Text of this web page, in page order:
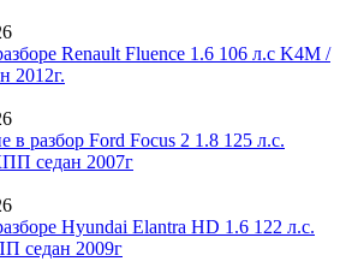
Renault Fluence 1.6 106 л.с K4M /
2012г.
в разбор Ford Focus 2 1.8 125 л.с.
седан 2007г
Hyundai Elantra HD 1.6 122 л.с.
седан 2009г